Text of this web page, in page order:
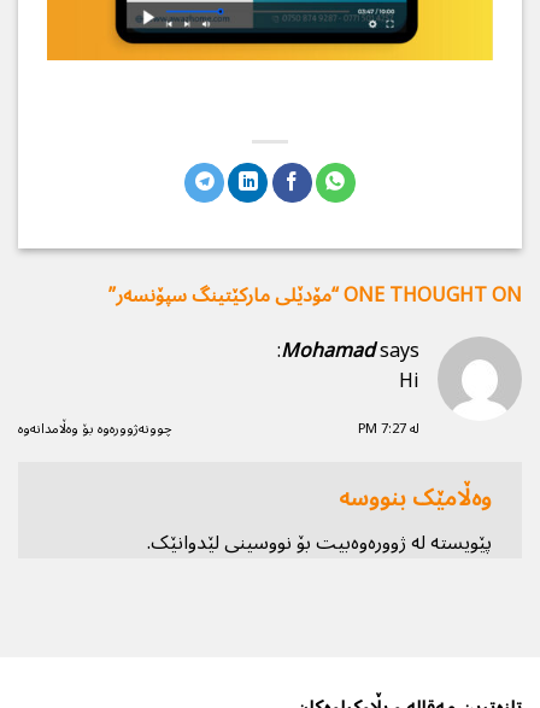
ONE THOUGHT ON “ مۆدێلی ماركێتینگ سپۆنسه‌ر”
Mohamadsays:
Hi
لە 7:27 PM چوونەژوورەوە بۆ وەڵامدانەوە
وەڵامێک بنووسە
پێویستەلە ژوورەوەبیتبۆ نووسینی لێدوانێک.